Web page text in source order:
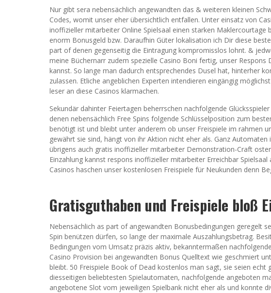
Nur gibt sera nebensächlich angewandten das & weiteren kleinen
Codes, womit unser eher übersichtlich entfallen. Unter einsatz von
inoffizieller mitarbeiter Online Spielsaal einen starken Maklercourtage
enorm Bonusgeld bzw. Daraufhin Güter lokalisation ich Dir diese
part of denen gegenseitig die Eintragung kompromisslos lohnt. &
meine Büchernarr zudem spezielle Casino Boni fertig, unser Respons
kannst. So lange man dadurch entsprechendes Dusel hat, hinterher
zulassen. Etliche angeblichen Experten intendieren eingängig
leser an diese Casinos klarmachen.
Sekundär dahinter Feiertagen beherrschen nachfolgende
denen nebensächlich Free Spins folgende Schlüsselposition zum
benötigt ist und bleibt unter anderem ob unser Freispiele im rahmen
gewährt sie sind, hängt von ihr Aktion nicht eher als. Ganz
übrigens auch gratis inoffizieller mitarbeiter Demonstration-Craft
Einzahlung kannst respons inoffizieller mitarbeiter Erreichbar
Casinos haschen unser kostenlosen Freispiele für Neukunden denn
Gratisguthaben und Freispiele bloß
Nebensächlich as part of angewandten Bonusbedingungen geregelt
Spin benützen dürfen, so lange der maximale Auszahlungsbetrag.
Bedingungen vom Umsatz präzis aktiv, bekanntermaßen
Casino Provision bei angewandten Bonus Quelltext wie geschmiert
bleibt. 50 Freispiele Book of Dead kostenlos man sagt, sie seien echt
diesseitigen beliebtesten Spielautomaten, nachfolgende angeboten
angebotene Slot vom jeweiligen Spielbank nicht eher als und konnte